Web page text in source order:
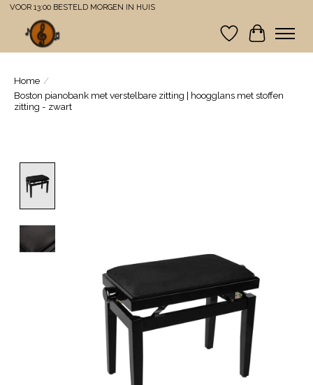
VOOR 13:00 BESTELD MORGEN IN HUIS
Verlanglijst
Home /
Boston pianobank met verstelbare zitting | hoogglans met stoffen
zitting - zwart